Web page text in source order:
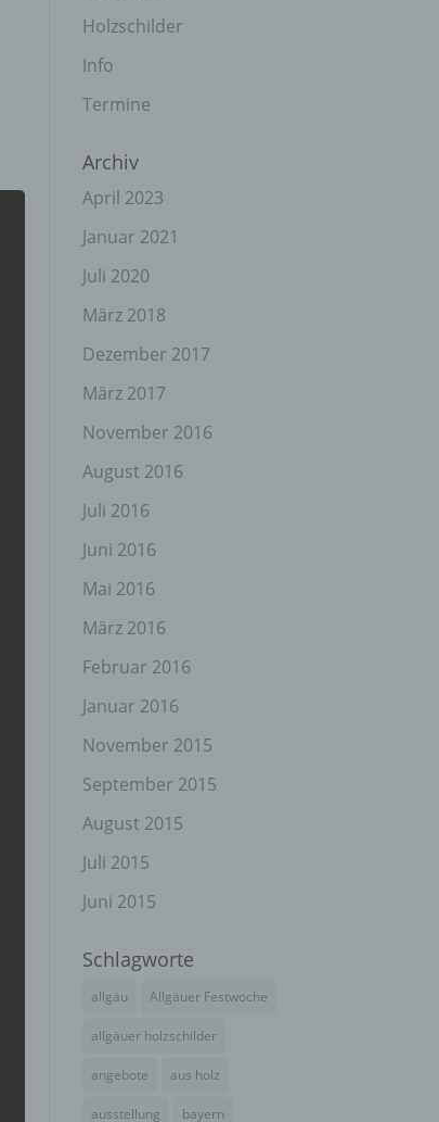
Holzschilder
Info
Termine
Archiv
April 2023
Januar 2021
Juli 2020
März 2018
Dezember 2017
März 2017
November 2016
August 2016
Juli 2016
Juni 2016
Mai 2016
März 2016
Februar 2016
Januar 2016
November 2015
September 2015
August 2015
Juli 2015
Juni 2015
Schlagworte
allgäu Allgäuer Festwoche
allgäuer holzschilder
angebote aus holz
ausstellung bayern